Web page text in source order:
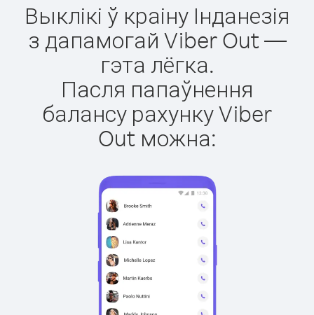
Выклікі ў краіну Інданезія
з дапамогай Viber Out —
гэта лёгка.
Пасля папаўнення
балансу рахунку Viber
Out можна: